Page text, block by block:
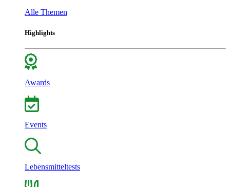
Alle Themen
Highlights
Awards
Events
Lebensmitteltests